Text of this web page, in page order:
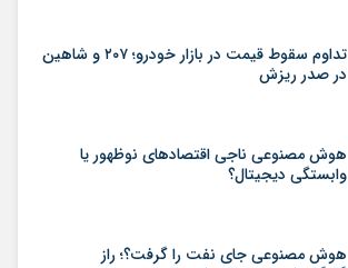
تداوم سقوط قیمت در بازار خودرو؛ ۲۰۷ و شاهین
در صدر ریزش
هوش مصنوعی ناجی اقتصادهای نوظهور یا
وابستگی دیجیتال؟
هوش مصنوعی جای نفت را گرفت؟؛ راز